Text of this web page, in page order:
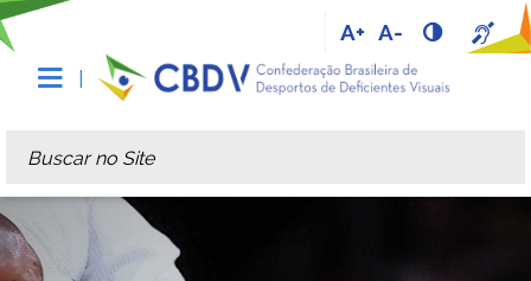
A+ A-
Busca
Busca Avançada…